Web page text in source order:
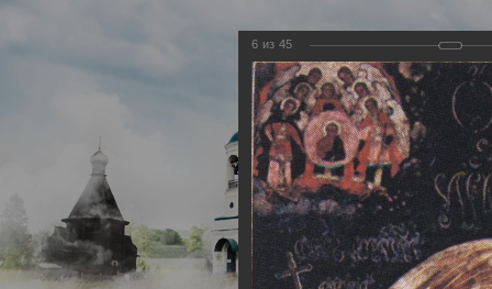
6 из 45